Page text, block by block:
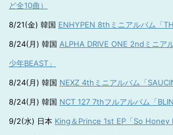
ど全10曲）
8/21(金) 韓国 ENHYPEN 8thミニアルバム「
8/24(月) 韓国 ALPHA DRIVE ONE 2ndミニア
少年BEAST」
8/24(月) 韓国 NEXZ 4thミニアルバム「
8/24(月) 韓国 NCT 127 7thフルアルバム「
9/2(水) 日本 King＆Prince 1st EP「So Honey